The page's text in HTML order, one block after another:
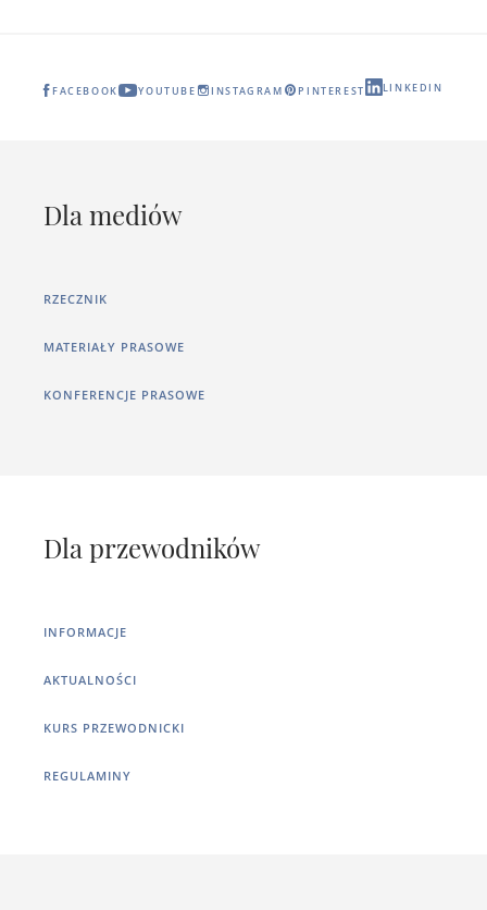
FACEBOOK YOUTUBE INSTAGRAM PINTEREST LINKEDIN
Dla mediów
RZECZNIK
MATERIAŁY PRASOWE
KONFERENCJE PRASOWE
Dla przewodników
INFORMACJE
AKTUALNOŚCI
KURS PRZEWODNICKI
REGULAMINY